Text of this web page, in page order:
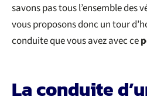
Actualités
Contact
savons pas tous l’ensemble des
vous proposons donc un tour
conduite que vous avez avec ce
La conduite